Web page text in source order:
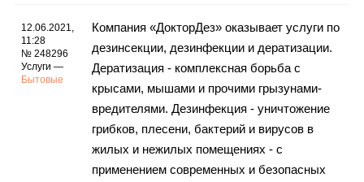
12.06.2021,
11:28
№ 248296
Услуги —
Бытовые
Компания «ДокторДез» оказывает услуги по
дезинсекции, дезинфекции и дератизации.
Дератизация - комплексная борьба с
крысами, мышами и прочими грызунами-
вредителями. Дезинфекция - уничтожение
грибков, плесени, бактерий и вирусов в
жилых и нежилых помещениях - с
применением современных и безопасных